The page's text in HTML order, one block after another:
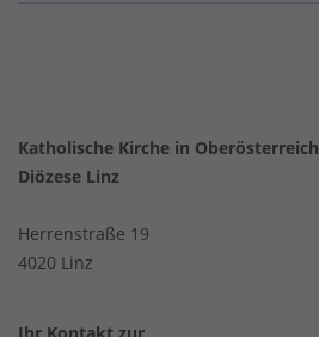
Katholische Kirche in Oberösterreich
Diözese Linz
Herrenstraße 19
4020 Linz